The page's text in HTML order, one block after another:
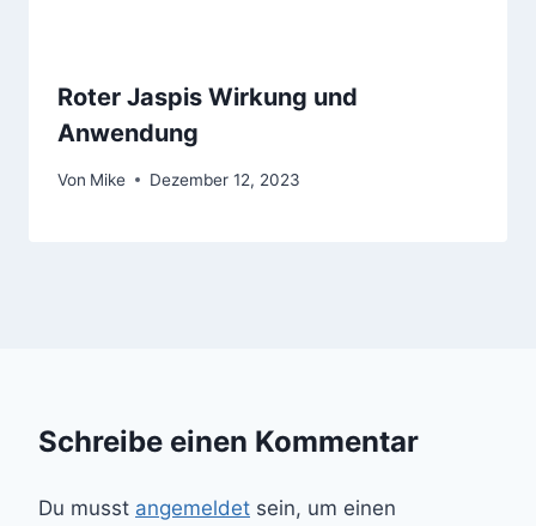
Roter Jaspis Wirkung und
Anwendung
Von Mike Dezember 12, 2023
Schreibe einen Kommentar
Du musst angemeldet sein, um einen